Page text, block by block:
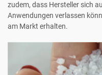
zudem, dass Hersteller sich
Anwendungen verlassen
am Markt erhalten.